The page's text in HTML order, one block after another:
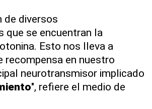
de diversos
que se encuentran la
Esto nos lleva a
recompensa en nuestro
neurotransmisor implicado
", refiere el medio de